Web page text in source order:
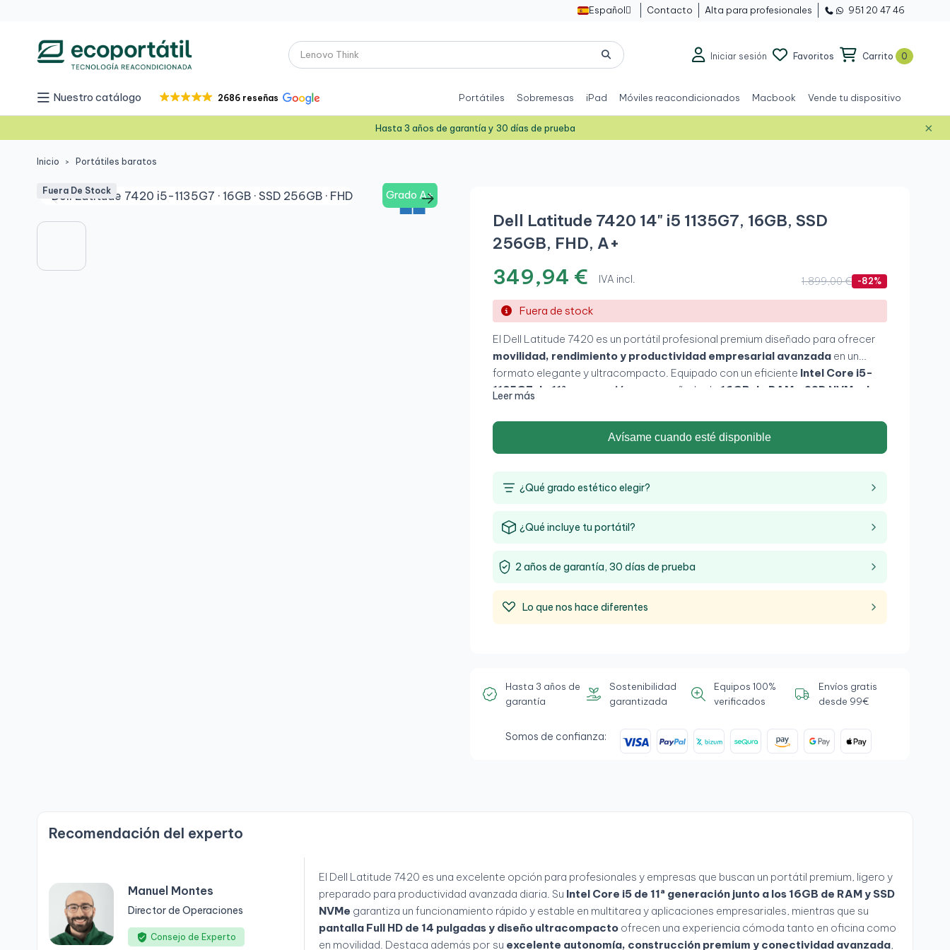
Español  Contacto Alta para profesionales 951 20 47 46
Iniciar sesión Favoritos Carrito 0
Nuestro catálogo 2686 reseñas Portátiles Sobremesas iPad Móviles reacondicionados Macbook Vende tu dispositivo
Hasta 3 años de garantía y 30 días de prueba ×
Inicio Portátiles baratos
Grado A+
Fuera De Stock
Dell Latitude 7420 14" i5 1135G7, 16GB, SSD
256GB, FHD, A+
349,94 € IVA incl. 1.899,00 € -82%
Fuera de stock
El Dell Latitude 7420 es un portátil profesional premium diseñado para ofrecer
movilidad, rendimiento y productividad empresarial avanzadaen un
formato elegante y ultracompacto. Equipado con un eficiente Intel Core i5-
1135G7 de 11ª generación
, acompañado de 16GB de RAM y SSD NVMe de
empresariales y trabajo profesional diario. Su pantallaFull HD de 14 pulgadasy
su diseño premium lo convierten en una excelente opción para oficina,
teletrabajo y usuarios con alta movilidad.
Leer más
Avísame cuando esté disponible
¿Qué grado estético elegir?
¿Qué incluye tu portátil?
2 años de garantía, 30 días de prueba
Lo que nos hace diferentes
Hasta 3 años de
garantía
Sostenibilidad
garantizada
Equipos 100%
verificados
Envíos gratis
desde 99€
Somos de confianza:
Recomendación del experto
Manuel Montes
Director de Operaciones
Consejo de Experto
El Dell Latitude 7420 es una excelente opción para profesionales y empresas que buscan un portátil premium, ligero y
preparado para productividad avanzada diaria. Su Intel Core i5 de 11ª generación junto a los 16GB de RAM y SSD
NVMe garantiza un funcionamiento rápido y estable en multitarea y aplicaciones empresariales, mientras que su
pantalla Full HD de 14 pulgadas y diseño ultracompactoofrecen una experiencia cómoda tanto en oficina como
en movilidad. Destaca además por su excelente autonomía, construcción premium y conectividad avanzada,